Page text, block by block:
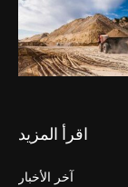
اقرأ المزيد
آخر الأخبار